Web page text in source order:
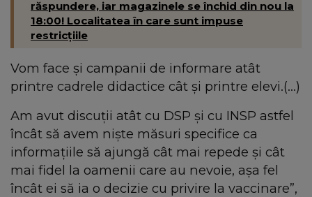
răspundere, iar magazinele se închid din nou la
18:00! Localitatea în care sunt impuse
restricțiile
Vom face și campanii de informare atât
printre cadrele didactice cât și printre elevi.(...)
Am avut discuții atât cu DSP și cu INSP astfel
încât să avem niște măsuri specifice ca
informațiile să ajungă cât mai repede și cât
mai fidel la oamenii care au nevoie, așa fel
încât ei să ia o decizie cu privire la vaccinare”,